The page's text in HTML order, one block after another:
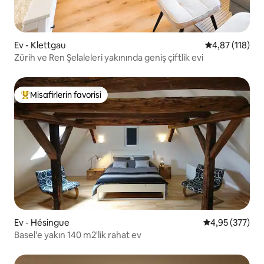
Ev - Klettgau 5 üzerinden
4,87 (118)
Zürih ve Ren Şelaleleri yakınında geniş çiftlik evi
Misafirlerin favorilerinden en beğenilenler arasında
Misafirlerin favorisi
Ev - Hésingue 5 üzerinden
4,95 (377)
Basel'e yakın 140 m2'lik rahat ev